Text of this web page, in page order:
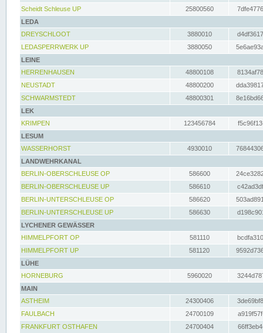
Scheidt Schleuse UP
25800560
LEDA
DREYSCHLOOT
3880010
LEDASPERRWERK UP
3880050
LEINE
HERRENHAUSEN
48800108
NEUSTADT
48800200
SCHWARMSTEDT
48800301
LEK
KRIMPEN
123456784
LESUM
WASSERHORST
4930010
LANDWEHRKANAL
BERLIN-OBERSCHLEUSE OP
586600
BERLIN-OBERSCHLEUSE UP
586610
BERLIN-UNTERSCHLEUSE OP
586620
BERLIN-UNTERSCHLEUSE UP
586630
LYCHENER GEWÄSSER
HIMMELPFORT OP
581110
HIMMELPFORT UP
581120
LÜHE
HORNEBURG
5960020
MAIN
ASTHEIM
24300406
FAULBACH
24700109
FRANKFURT OSTHAFEN
24700404